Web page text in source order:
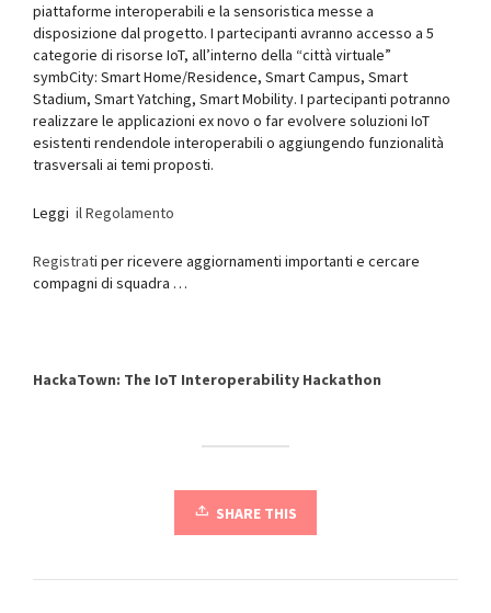
piattaforme interoperabili e la sensoristica messe a
disposizione dal progetto. I partecipanti avranno accesso a 5
categorie di risorse IoT, all’interno della “città virtuale”
symbCity: Smart Home/Residence, Smart Campus, Smart
Stadium, Smart Yatching, Smart Mobility. I partecipanti potranno
realizzare le applicazioni ex novo o far evolvere soluzioni IoT
esistenti rendendole interoperabili o aggiungendo funzionalità
trasversali ai temi proposti.
Leggi il Regolamento
Registrati per ricevere aggiornamenti importanti e cercare
compagni di squadra …
HackaTown: The IoT Interoperability Hackathon
SHARE THIS